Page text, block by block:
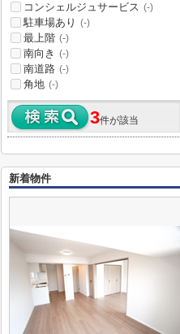
コンシェルジュサービス (-)
駐車場あり (-)
最上階 (-)
南向き (-)
南道路 (-)
角地 (-)
3件が該当
新着物件